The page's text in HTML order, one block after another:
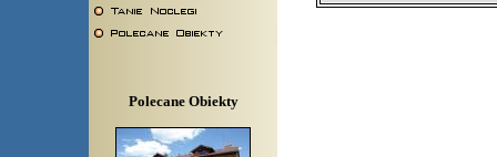
Polecane Obiekty